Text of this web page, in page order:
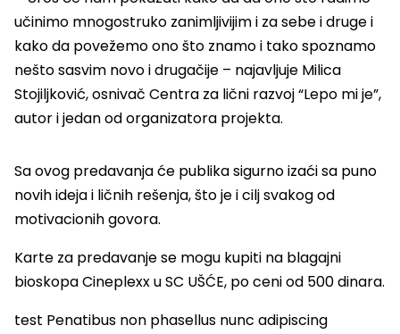
učinimo mnogostruko zanimljivijim i za sebe i druge i
kako da povežemo ono što znamo i tako spoznamo
nešto sasvim novo i drugačije – najavljuje Milica
Stojiljković, osnivač Centra za lični razvoj “Lepo mi je”,
autor i jedan od organizatora projekta.
Sa ovog predavanja će publika sigurno izaći sa puno
novih ideja i ličnih rešenja, što je i cilj svakog od
motivacionih govora.
Karte za predavanje se mogu kupiti na blagajni
bioskopa Cineplexx u SC UŠĆE, po ceni od 500 dinara.
test Penatibus non phasellus nunc adipiscing